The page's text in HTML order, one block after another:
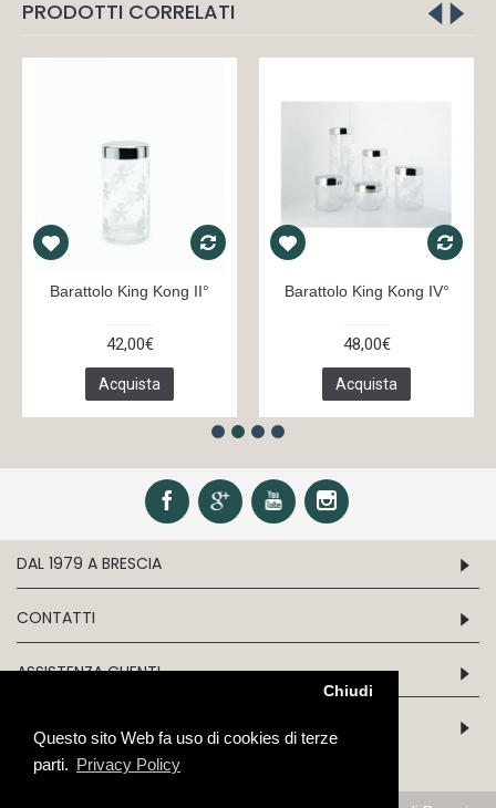
Questo sito Web fa uso di cookies di terze
parti. Privacy Policy
Chiudi
PRODOTTI CORRELATI
Barattolo King Kong II°
42,00€
Acquista
Barattolo King Kong IV°
48,00€
Acquista
DAL 1979 A BRESCIA
CONTATTI
ASSISTENZA CLIENTI
INFORMATION